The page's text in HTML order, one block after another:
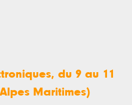
du 9 au 11
Maritimes)